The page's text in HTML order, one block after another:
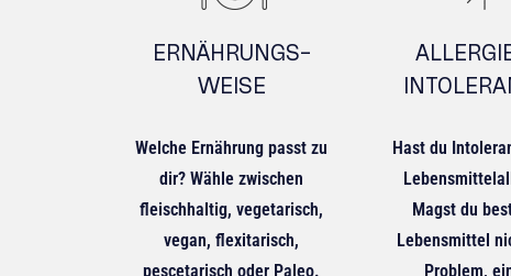
ERNÄHRUNGS-
WEISE
Welche Ernährung passt zu
dir? Wähle zwischen
fleischhaltig, vegetarisch,
vegan, flexitarisch,
pescetarisch oder Paleo.
Hast du
Magst du
Lebensmittel
Problem,